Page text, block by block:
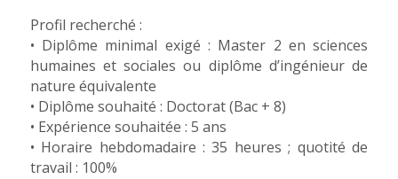
Profil recherché :
• Diplôme minimal exigé : Master 2 en sciences
humaines et sociales ou diplôme d’ingénieur de
nature équivalente
• Diplôme souhaité : Doctorat (Bac + 8)
• Expérience souhaitée : 5 ans
• Horaire hebdomadaire : 35 heures ; quotité de
travail : 100%